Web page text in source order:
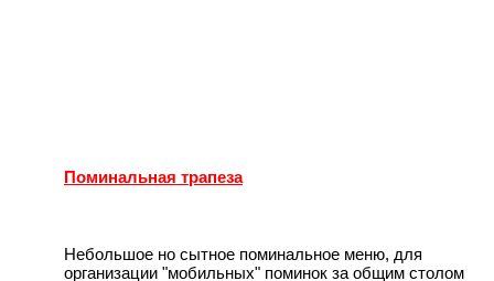
Поминальная трапеза
Небольшое но сытное поминальное меню, для
организации "мобильных" поминок за общим столом